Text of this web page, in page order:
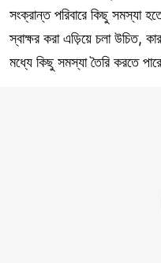
সংক্রান্ত পরিবারে কিছু সমস্যা
স্বাক্ষর করা এড়িয়ে চলা উচিত,
মধ্যে কিছু সমস্যা তৈরি করতে